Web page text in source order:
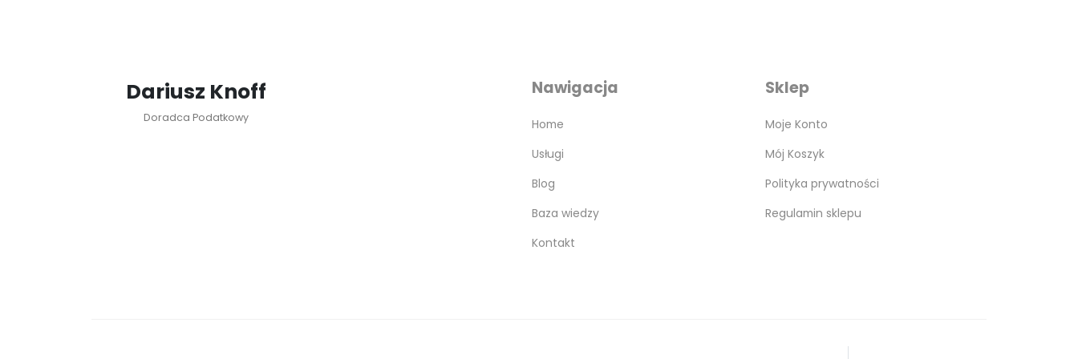
Dariusz Knoff
Doradca Podatkowy
Nawigacja
Home
Usługi
Blog
Baza wiedzy
Kontakt
Sklep
Moje Konto
Mój Koszyk
Polityka prywatności
Regulamin sklepu